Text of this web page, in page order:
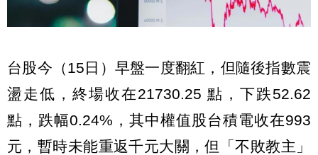
台股今（15日）早盤一度翻紅，但隨後指數震
盪走低，終場收在21730.25 點，下跌52.62
點，跌幅0.24%，其中權值股台積電收在993
元，暫時未能重返千元大關，但「不敗教主」